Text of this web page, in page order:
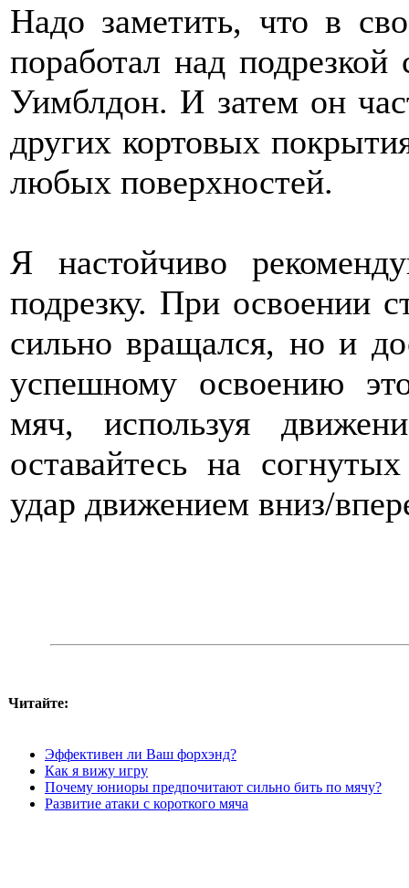
Надо заметить, что в
поработал над подрезкой
Уимблдон. И затем он
других кортовых
любых поверхностей.
Я настойчиво
подрезку. При освоении
сильно вращался, но и
успешному освоению
мяч, используя
оставайтесь на
удар движением вниз/
Читайте:
Эффективен ли Ваш форхэнд?
Как я вижу игру
Почему юниоры предпочитают сильно бить по мячу?
Развитие атаки с короткого мяча